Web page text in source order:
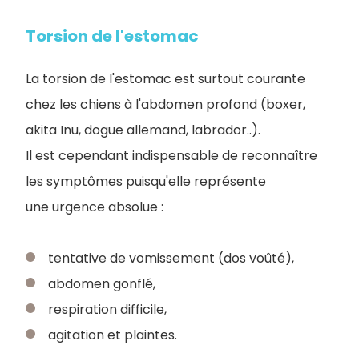
Torsion de l'estomac
La torsion de l'estomac est surtout courante
chez les chiens à l'abdomen profond (boxer,
akita Inu, dogue allemand, labrador..).
Il est cependant indispensable de reconnaître
les symptômes puisqu'elle représente
une urgence absolue :
tentative de vomissement (dos voûté),
abdomen gonflé,
respiration difficile,
agitation et plaintes.